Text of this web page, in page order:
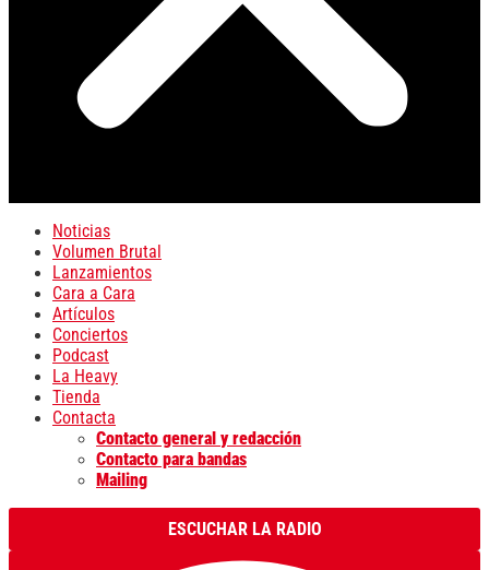
Noticias
Volumen Brutal
Lanzamientos
Cara a Cara
Artículos
Conciertos
Podcast
La Heavy
Tienda
Contacta
Contacto general y redacción
Contacto para bandas
Mailing
ESCUCHAR LA RADIO